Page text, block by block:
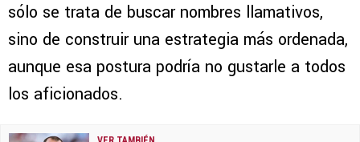
sólo se trata de buscar nombres llamativos,
sino de construir una estrategia más ordenada,
aunque esa postura podría no gustarle a todos
los aficionados.